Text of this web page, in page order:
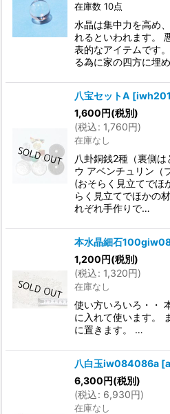
在庫数 10点
水晶は集中力を高め
れるといわれます。
表的なアイテムです
る為に家の四方に埋
八宝セットA [
1,600円(税別)
(税込: 1,760円)
在庫なし
八卦銅銭2種（裏側
ウ アベンチュリン（
(おそらく見立てでほ
らく見立てでほかの
れぞれ手作りで…
本水晶細石
1,200円(税別)
(税込: 1,320円)
在庫なし
使い方いろいろ・・
に入れて使います。
に置きます。 …
八白玉iw084086a [
6,300円(税別)
(税込: 6,930円)
在庫なし